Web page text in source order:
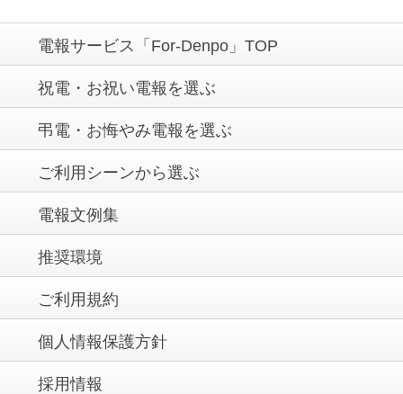
電報サービス「For-Denpo」TOP
祝電・お祝い電報を選ぶ
弔電・お悔やみ電報を選ぶ
ご利用シーンから選ぶ
電報文例集
推奨環境
ご利用規約
個人情報保護方針
採用情報